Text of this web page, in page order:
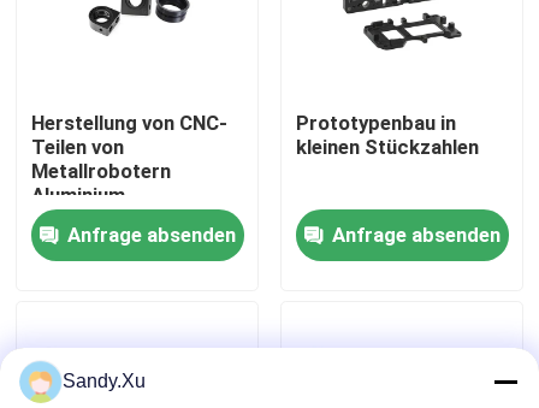
Fabrik-Ausflug
Treten Sie mit uns in Verbindung
Nachrichten
Fordern Sie ein Zitat
Herstellung von CNC-
Teilen von
Metallrobotern
Aluminium
Anfrage absenden
Prototypenbau in
kleinen Stückzahlen
Anfrage absenden
Sandy.Xu